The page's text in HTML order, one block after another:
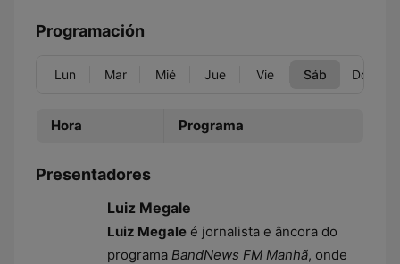
Programación
Lun Mar Mié Jue Vie Sáb Dom
Hora Programa
Presentadores
Luiz Megale
Luiz Megale é jornalista e âncora do
programa BandNews FM Manhã, onde